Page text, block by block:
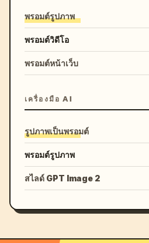
พรอมต์รูปภาพ
พรอมต์วิดีโอ
พรอมต์หน้าเว็บ
เครื่องมือ AI
รูปภาพเป็นพรอมต์
พรอมต์รูปภาพ
สไลด์ GPT Image 2